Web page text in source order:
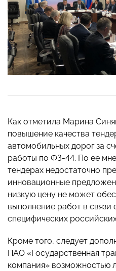
Как отметила Марина
повышение качества
автомобильных дорог за
работы по ФЗ-44. По ее
тендерах недостаточно
инновационные
низкую цену не может
выполнение работ в связи
специфических
Кроме того, следует
ПАО «Государственная
компания» возможностью